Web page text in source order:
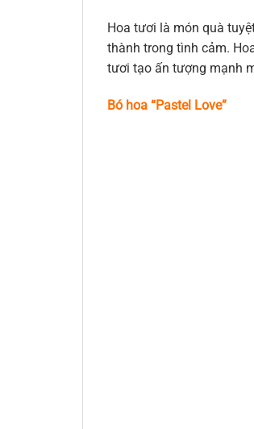
Hoa tươi là món quà
thành trong tình cảm.
tươi tạo ấn tượng mạnh
Bó hoa “Pastel Love”